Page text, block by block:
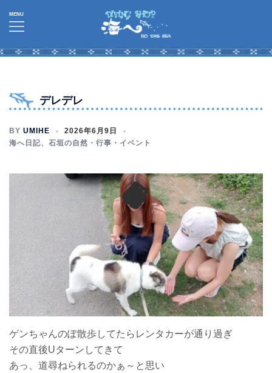
ン
デレデレ
BY UMIHE
2026年6月9日
海へ日記、 石垣の自然・行事・イベント
ゲンちゃんのぽ散歩してたらレンタカーが通り過ぎ
その直後Uターンしてきて
あっ、道尋ねられるのかぁ～と思い